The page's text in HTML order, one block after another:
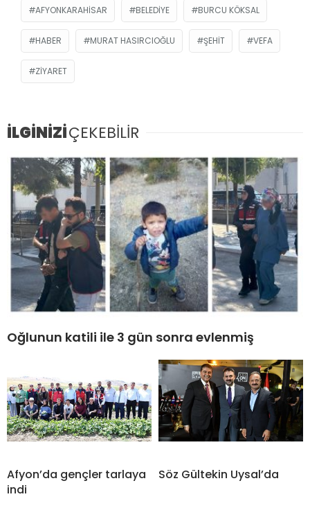
AFYONKARAHISAR BELEDIYE BURCU KÖKSAL
HABER MURAT HASIRCIOĞLU ŞEHIT VEFA
ZIYARET
İLGİNİZİÇEKEBİLİR
Oğlunun katili ile 3 gün sonra evlenmiş
Afyon’da gençler tarlaya
indi
Söz Gültekin Uysal’da